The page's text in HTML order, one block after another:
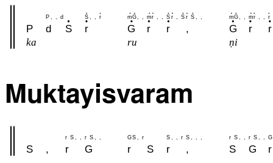
P d S r mG mr S r S r S mG mr r
P d S r G r r , G r r
ka ru ṇi
Muktayisvaram
r S , , r S , , GS , r S , , r S , , , r S , , r S , , G
S , r G r S r , S G r